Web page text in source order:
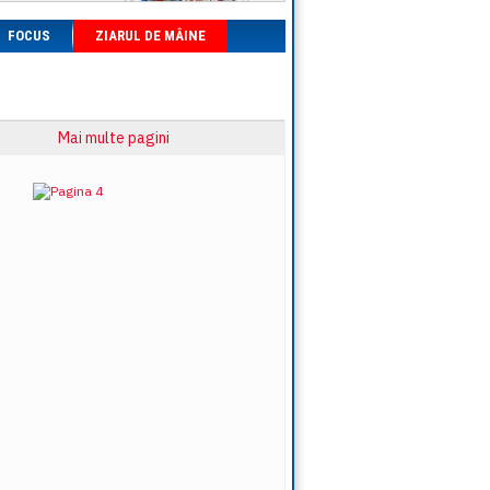
FOCUS ZIARUL DE MÂINE
Mai multe pagini